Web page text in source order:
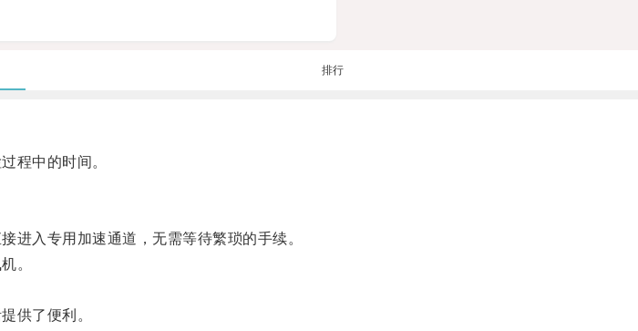
排行
程中的时间。
入专用加速通道，无需等待繁琐的手续。
。
供了便利。